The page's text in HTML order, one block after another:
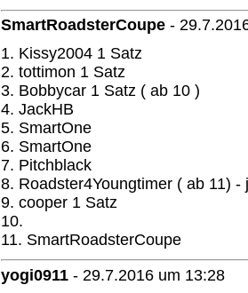
SmartRoadsterCoupe -
1. Kissy2004 1 Satz
2. tottimon 1 Satz
3. Bobbycar 1 Satz ( ab 10 )
4. JackHB
5. SmartOne
6. SmartOne
7. Pitchblack
8. Roadster4Youngtimer ( ab 11)
9. cooper 1 Satz
10.
11. SmartRoadsterCoupe
yogi0911 - 29.7.2016 um 13:28